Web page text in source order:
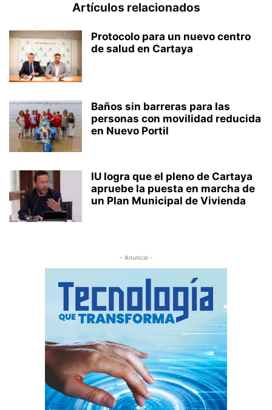
Artículos relacionados
Protocolo para un nuevo centro
de salud en Cartaya
Baños sin barreras para las
personas con movilidad reducida
en Nuevo Portil
IU logra que el pleno de Cartaya
apruebe la puesta en marcha de
un Plan Municipal de Vivienda
- Anuncio -